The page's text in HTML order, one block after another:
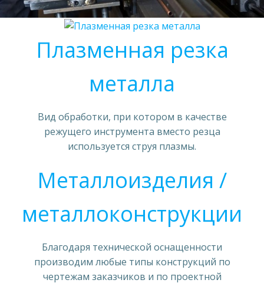
Плазменная резка
металла
Вид обработки, при котором в качестве
режущего инструмента вместо резца
используется струя плазмы.
Металлоизделия /
металлоконструкции
Благодаря технической оснащенности
производим любые типы конструкций по
чертежам заказчиков и по проектной